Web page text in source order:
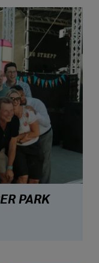
PARK